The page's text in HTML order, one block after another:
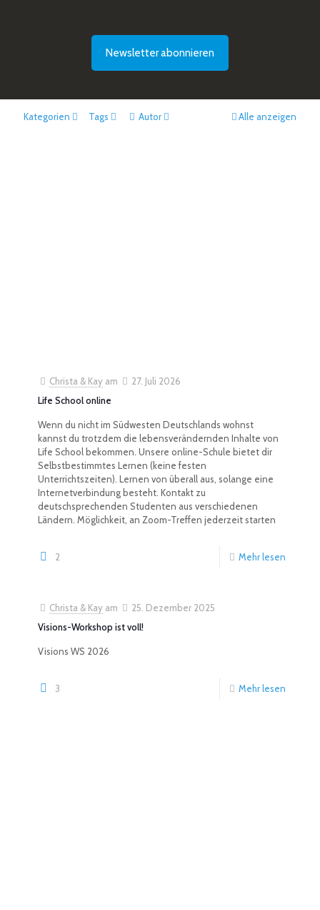
Newsletter abonnieren
Kategorien Tags Autor Alle anzeigen
Christa & Kay am
27. Juli 2026
Life School online
Wenn du nicht im Südwesten Deutschlands wohnst
kannst du trotzdem die lebensverändernden Inhalte von
Life School bekommen. Unsere online-Schule bietet dir
Selbstbestimmtes Lernen (keine festen
Unterrichtszeiten). Lernen von überall aus, solange eine
Internetverbindung besteht. Kontakt zu
deutschsprechenden Studenten aus verschiedenen
Ländern. Möglichkeit, an Zoom-Treffen jederzeit starten
2 Mehr lesen
Christa & Kay am
25. Dezember 2025
Visions-Workshop ist voll!
Visions WS 2026
3 Mehr lesen